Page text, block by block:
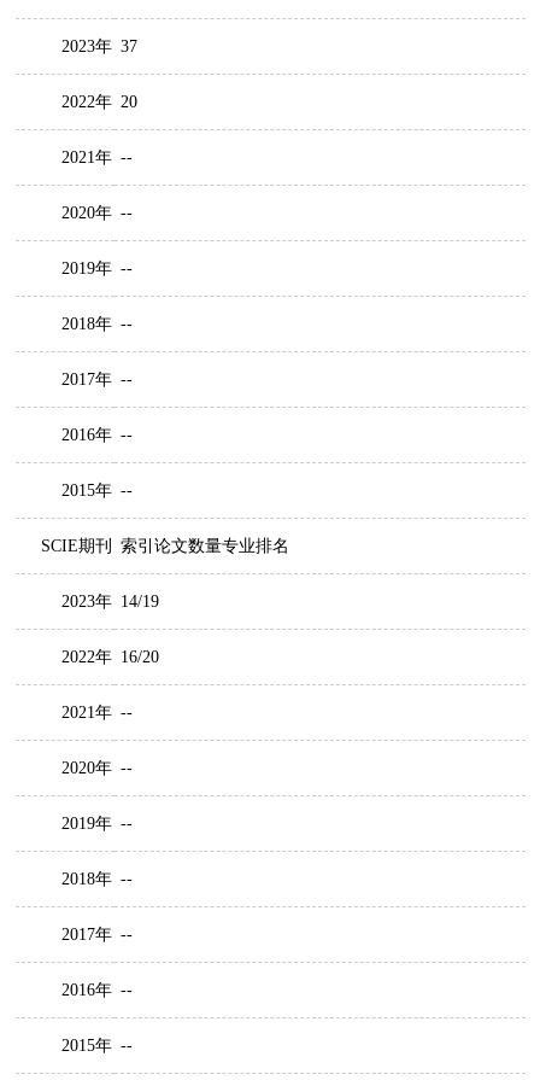
2023年 37
2022年 20
2021年 --
2020年 --
2019年 --
2018年 --
2017年 --
2016年 --
2015年 --
SCIE期刊 索引论文数量专业排名
2023年 14/19
2022年 16/20
2021年 --
2020年 --
2019年 --
2018年 --
2017年 --
2016年 --
2015年 --